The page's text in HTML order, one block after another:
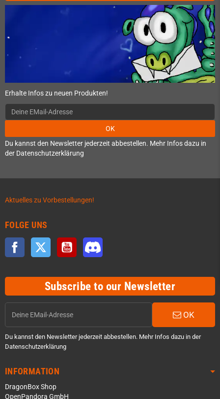
Erhalte Infos zu neuen Produkten!
OK
Du kannst den Newsletter jederzeit abbestellen. Mehr Infos dazu in
der Datenschutzerklärung
Aktuelles zu Vorbestellungen!
FOLGE UNS
Facebook Twitter YouTube
Subscribe to our Newsletter
OK
Du kannst den Newsletter jederzeit abbestellen. Mehr Infos dazu in der
Datenschutzerklärung
INFORMATION
DragonBox Shop
OpenPandora GmbH